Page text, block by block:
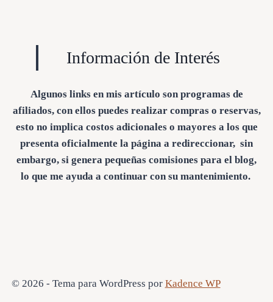
Información de Interés
Algunos links en mis artículo son programas de
afiliados, con ellos puedes realizar compras o reservas,
esto no implica costos adicionales o mayores a los que
presenta oficialmente la página a redireccionar, sin
embargo, si genera pequeñas comisiones para el blog,
lo que me ayuda a continuar con su mantenimiento.
© 2026 - Tema para WordPress por Kadence WP